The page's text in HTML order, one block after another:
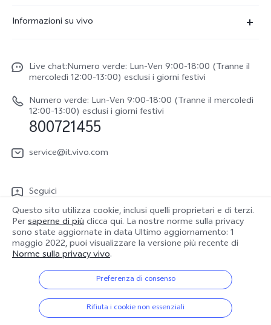
X300
V70 FE
vivo Watch GT 2
Y31 5G
vivo Buds Air3
Funtouch OS
Aggiornamento del sistema
Manuale utente
Informazioni sulla Garanzia
Scarica le LUT per il ripristino di Log
Informazioni su vivo
Lavori con noi
Netiquette vivo
Note legali
Chi siamo
Centro per la privacy di vivo
Live chat:Numero verde: Lun-Ven 9:00-18:00 (Tranne il
mercoledì 12:00-13:00) esclusi i giorni festivi
Numero verde: Lun-Ven 9:00-18:00 (Tranne il mercoledì
12:00-13:00) esclusi i giorni festivi
800721455
service@it.vivo.com
Seguici
Italia | Seleziona paese/regione
© 2026 vivo Mobile Communication Co., Ltd. Tutti i diritti riservati.
Politica sulla riservatezza | Gestione dei Cookie |
Questo sito utilizza cookie, inclusi quelli proprietari e di terzi.
Persaperne di piùclicca qui. La nostre norme sulla privacy
sono state aggiornate in data Ultimo aggiornamento: 1
maggio 2022, puoi visualizzare la versione più recente di
Norme sulla privacy vivo.
Preferenza di consenso
Rifiuta i cookie non essenziali